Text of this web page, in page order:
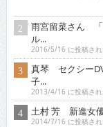
雨宮留菜さん 「
ル...
2016/5/16 に投稿され
真琴 セクシー
子...
2013/4/16 に投稿され
土村 芳 新進女
2014/7/16 に投稿され